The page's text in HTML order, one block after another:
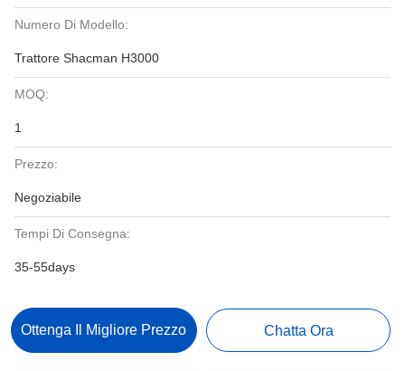
Numero Di Modello:
Trattore Shacman H3000
MOQ:
1
Prezzo:
Negoziabile
Tempi Di Consegna:
35-55days
Ottenga Il Migliore Prezzo Chatta Ora